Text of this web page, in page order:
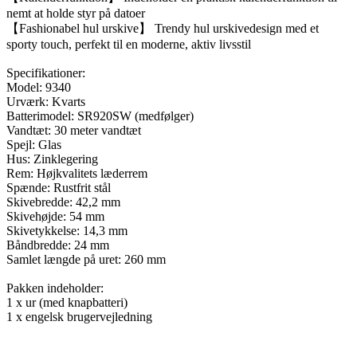
nemt at holde styr på datoer
【Fashionabel hul urskive】 Trendy hul urskivedesign med et
sporty touch, perfekt til en moderne, aktiv livsstil
Specifikationer:
Model: 9340
Urværk: Kvarts
Batterimodel: SR920SW (medfølger)
Vandtæt: 30 meter vandtæt
Spejl: Glas
Hus: Zinklegering
Rem: Højkvalitets læderrem
Spænde: Rustfrit stål
Skivebredde: 42,2 mm
Skivehøjde: 54 mm
Skivetykkelse: 14,3 mm
Båndbredde: 24 mm
Samlet længde på uret: 260 mm
Pakken indeholder:
1 x ur (med knapbatteri)
1 x engelsk brugervejledning